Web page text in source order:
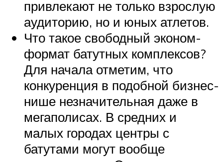
привлекают не только взрослую
аудиторию, но и юных атлетов.
Что такое свободный эконом-
формат батутных комплексов?
Для начала отметим, что
конкуренция в подобной бизнес-
нише незначительная даже в
мегаполисах. В средних и
малых городах центры с
батутами могут вообще